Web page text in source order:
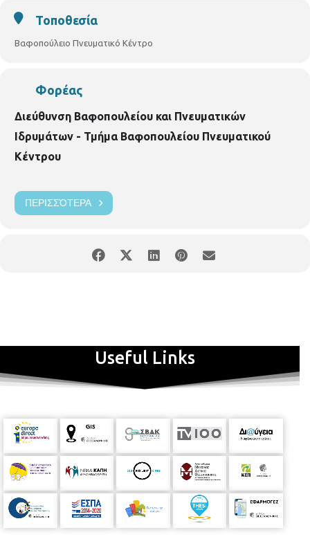
Τοποθεσία
Βαφοπούλειο Πνευματικό Κέντρο
Φορέας
Διεύθυνση Βαφοπουλείου και Πνευματικών
Ιδρυμάτων - Τμήμα Βαφοπουλείου Πνευματικού
Κέντρου
ΠΕΡΙΣΣΌΤΕΡΑ
Useful Links